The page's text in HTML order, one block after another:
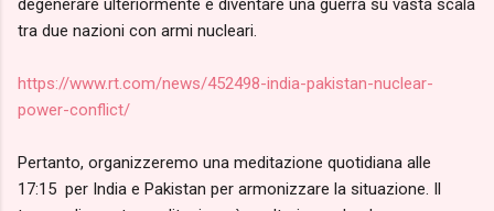
degenerare ulteriormente e diventare una guerra su vasta scala
tra due nazioni con armi nucleari.
https://www.rt.com/news/452498-india-pakistan-nuclear-
power-conflict/
Pertanto, organizzeremo una meditazione quotidiana alle
17:15 per India e Pakistan per armonizzare la situazione. Il